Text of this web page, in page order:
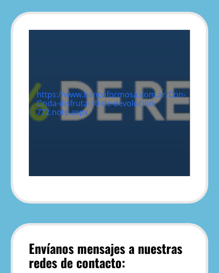
https://www.bancoformosa.com.ar/Con-
Onda-disfruta-30-de-devolucion-
772.note.aspx
Envíanos mensajes a nuestras
redes de contacto: